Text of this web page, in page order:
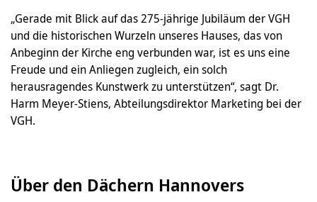
„Gerade mit Blick auf das 275-jährige Jubiläum der VGH
und die historischen Wurzeln unseres Hauses, das von
Anbeginn der Kirche eng verbunden war, ist es uns eine
Freude und ein Anliegen zugleich, ein solch
herausragendes Kunstwerk zu unterstützen“, sagt Dr.
Harm Meyer-Stiens, Abteilungsdirektor Marketing bei der
VGH.
Über den Dächern Hannovers